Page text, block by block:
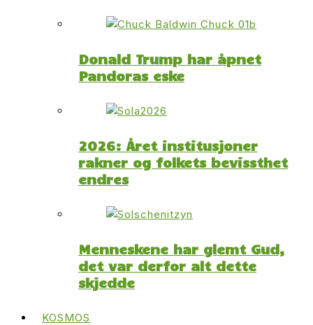
Donald Trump har åpnet
Pandoras eske
2026: Året institusjoner
rakner og folkets bevissthet
endres
Menneskene har glemt Gud,
det var derfor alt dette
skjedde
KOSMOS